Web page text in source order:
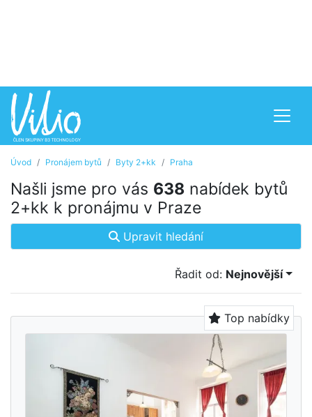
Úvod Pronájem bytů Byty 2+kk Praha
Našli jsme pro vás 638 nabídek bytů
2+kk k pronájmu v Praze
Upravit hledání
Řadit od: Nejnovější
Top nabídky